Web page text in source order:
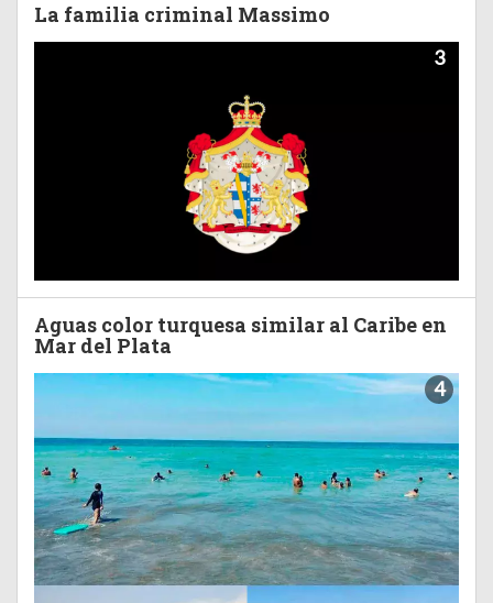
La familia criminal Massimo
3
Aguas color turquesa similar al Caribe en
Mar del Plata
4